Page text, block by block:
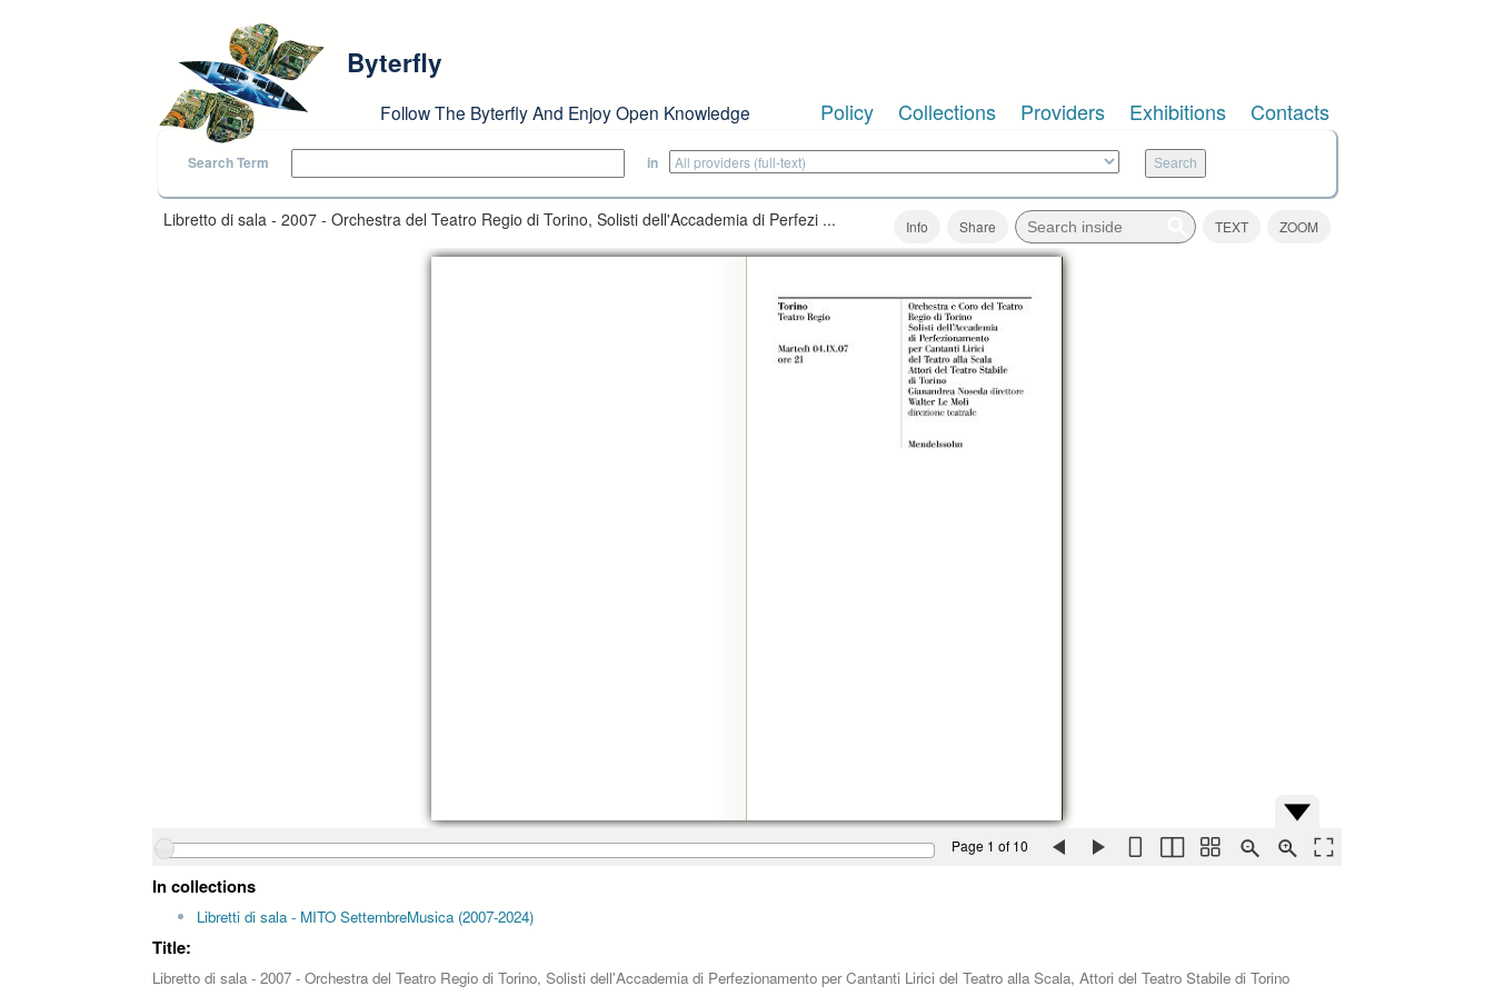
Byterfly
Follow The Byterfly And Enjoy Open Knowledge Policy Collections Providers Exhibitions Contacts
Search Term in
Libretto di sala - 2007 - Orchestra del Teatro Regio di Torino, Solisti dell'Accademia di Perfezi ... Info Share TEXT ZOOM
Page 1 of 10
In collections
Libretti di sala - MITO SettembreMusica (2007-2024)
Title:
Libretto di sala - 2007 - Orchestra del Teatro Regio di Torino, Solisti dell'Accademia di Perfezionamento per Cantanti Lirici del Teatro alla Scala, Attori del Teatro Stabile di Torino